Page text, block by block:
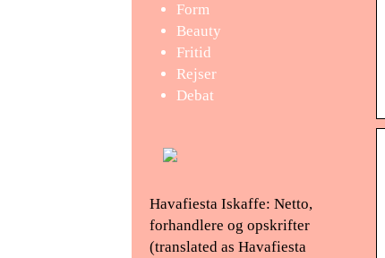
Form
Beauty
Fritid
Rejser
Debat
Havafiesta Iskaffe: Netto,
forhandlere og opskrifter
(translated as Havafiesta